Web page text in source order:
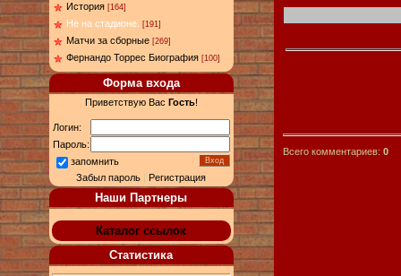
История [164]
Не на стадионе. [191]
Матчи за сборные [269]
Фернандо Торрес Биография [100]
Форма входа
Приветствую Вас Гость!
Логин:
Пароль:
запомнить
Забыл пароль |Регистрация
Наши Партнеры
Каталог ссылок
Статистика
Всего комментариев: 0